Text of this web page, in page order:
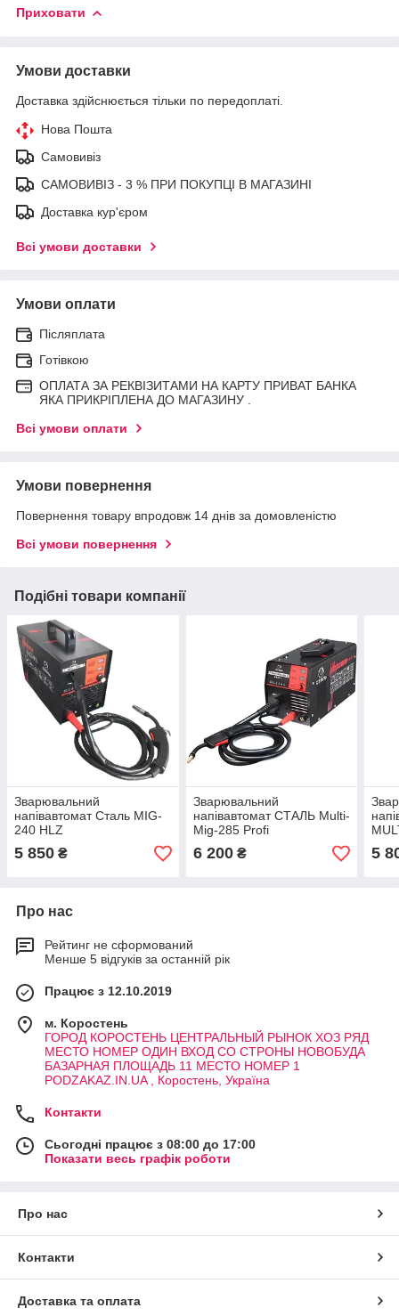
Приховати
Умови доставки
Доставка здійснюється тільки по передоплаті.
Нова Пошта
Самовивіз
САМОВИВІЗ - 3 % ПРИ ПОКУПЦІ В МАГАЗИНІ
Доставка кур'єром
Всі умови доставки
Умови оплати
Післяплата
Готівкою
ОПЛАТА ЗА РЕКВІЗИТАМИ НА КАРТУ ПРИВАТ БАНКА
ЯКА ПРИКРІПЛЕНА ДО МАГАЗИНУ .
Всі умови оплати
Умови повернення
Повернення товару впродовж 14 днів за домовленістю
Всі умови повернення
Подібні товари компанії
Зварювальний
напівавтомат Сталь MIG-
240 HLZ
5 850 ₴
Зварювальний
напівавтомат СТАЛЬ Multi-
Mig-285 Profi
6 200₴
HLZ
5
Про нас
Рейтинг не сформований
Менше 5 відгуків за останній рік
Працює з 12.10.2019
м. Коростень
ГОРОД КОРОСТЕНЬ ЦЕНТРАЛЬНЫЙ РЫНОК ХОЗ РЯД
МЕСТО НОМЕР ОДИН ВХОД СО СТРОНЫ НОВОБУДА
БАЗАРНАЯ ПЛОЩАДЬ 11 МЕСТО НОМЕР 1
PODZAKAZ.IN.UA , Коростень, Україна
Контакти
Сьогодні працює з 08:00 до 17:00
Показати весь графік роботи
Про нас
Контакти
Доставка та оплата